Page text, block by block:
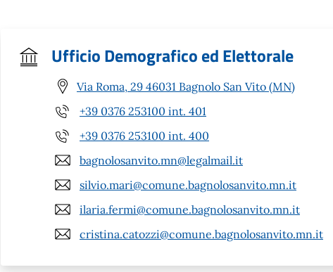
Ufficio Demografico ed Elettorale
Via Roma, 29 46031 Bagnolo San Vito (MN)
+39 0376 253100 int. 401
+39 0376 253100 int. 400
bagnolosanvito.mn@legalmail.it
silvio.mari@comune.bagnolosanvito.mn.it
ilaria.fermi@comune.bagnolosanvito.mn.it
cristina.catozzi@comune.bagnolosanvito.mn.it